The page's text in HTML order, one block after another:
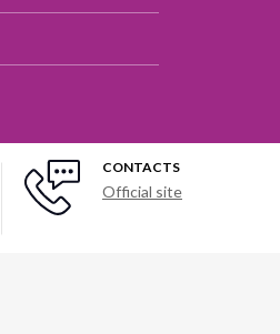
CONTACTS
Official site